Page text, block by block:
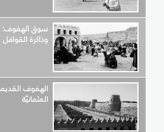
سوق الهفوف:
وذاكرة القوافل
الهفوف
العثمانيّة